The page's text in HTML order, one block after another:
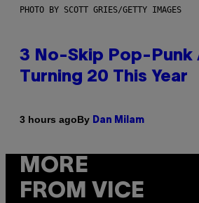
PHOTO BY SCOTT GRIES/GETTY IMAGES
3 No-Skip Pop-Punk
Turning 20 This Year
3 hours agoBy Dan Milam
MORE
FROM VICE